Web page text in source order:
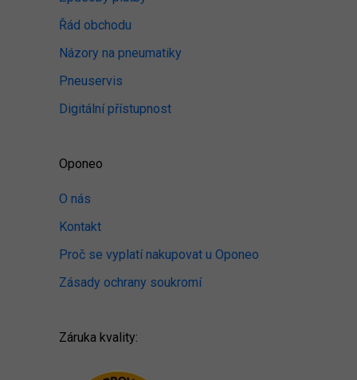
Řád obchodu
Názory na pneumatiky
Pneuservis
Digitální přístupnost
Oponeo
O nás
Kontakt
Proč se vyplatí nakupovat u Oponeo
Zásady ochrany soukromí
Záruka kvality: